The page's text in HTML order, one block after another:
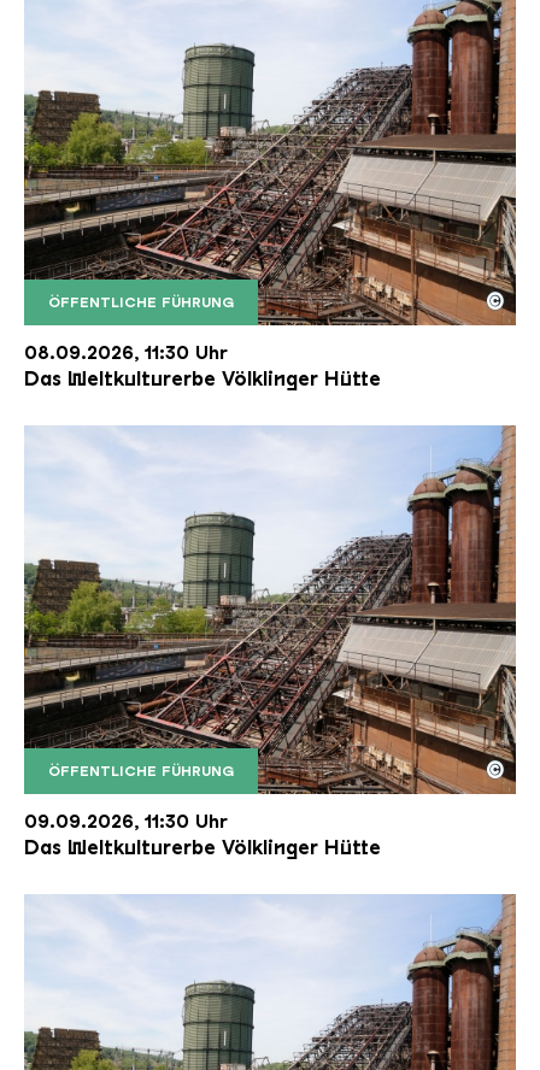
ÖFFENTLICHE FÜHRUNG
Der Erzschrägaufzug der Völklinger Hütte mit
Copyright: Weltkulturerbe Völklinger Hütte | Karl
©
08.09.2026, 11:30 Uhr
Das Weltkulturerbe Völklinger Hütte
ÖFFENTLICHE FÜHRUNG
Der Erzschrägaufzug der Völklinger Hütte mit
Copyright: Weltkulturerbe Völklinger Hütte | Karl
©
09.09.2026, 11:30 Uhr
Das Weltkulturerbe Völklinger Hütte